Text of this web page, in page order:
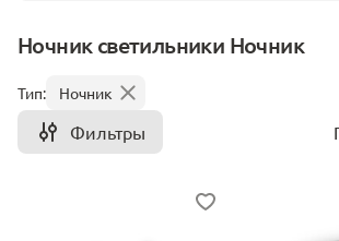
Ночник светильники Ночник
Тип: Ночник
Фильтры